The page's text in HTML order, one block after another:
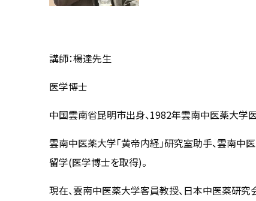
講師：楊達先生
医学博士
中国雲南省昆明市出身、1982年雲南中医薬大学
雲南中医薬大学「黄帝内経」研究室助手、雲南
留学(医学博士を取得)。
現在、雲南中医薬大学客員教授、日本中医薬研究